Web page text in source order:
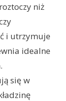
niż
i utrzymuje
idealne
się w